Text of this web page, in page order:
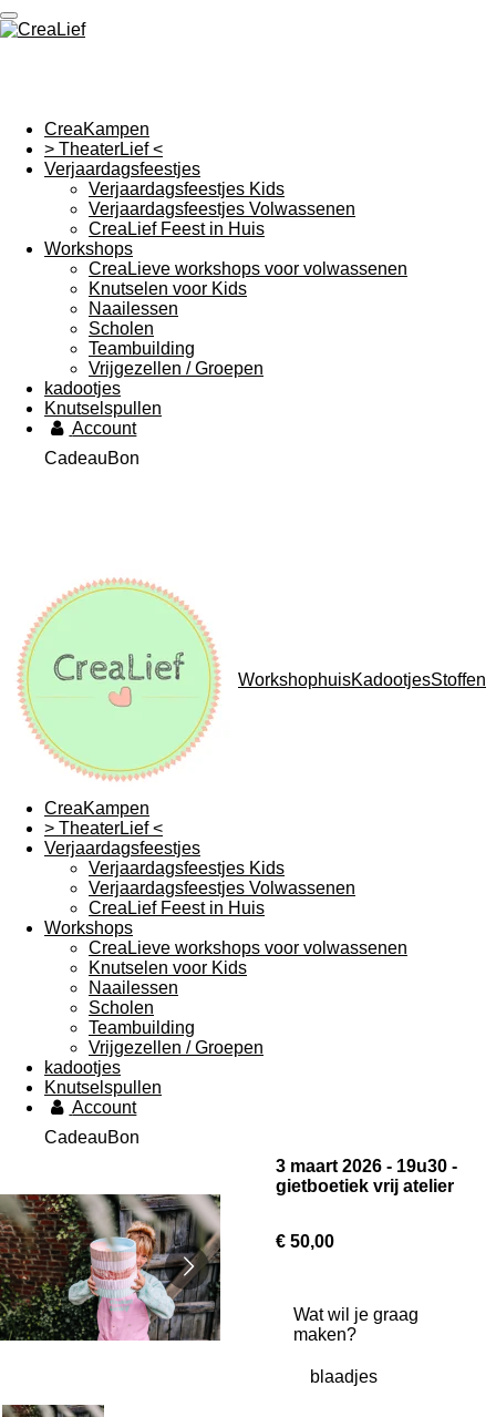
Ga
direct
CreaKampen
> TheaterLief <
Verjaardagsfeestjes
Verjaardagsfeestjes Kids
Verjaardagsfeestjes Volwassenen
CreaLief Feest in Huis
Workshops
CreaLieve workshops voor volwassenen
Knutselen voor Kids
Naailessen
Scholen
Teambuilding
Vrijgezellen / Groepen
kadootjes
Knutselspullen
Account
CadeauBon
WorkshophuisKadootjesStoffen
CreaKampen
> TheaterLief <
Verjaardagsfeestjes
Verjaardagsfeestjes Kids
Verjaardagsfeestjes Volwassenen
CreaLief Feest in Huis
Workshops
CreaLieve workshops voor volwassenen
Knutselen voor Kids
Naailessen
Scholen
Teambuilding
Vrijgezellen / Groepen
kadootjes
Knutselspullen
Account
CadeauBon
3 maart 2026 - 19u30 -
gietboetiek vrij atelier
€ 50,00
Wat wil je graag
maken?